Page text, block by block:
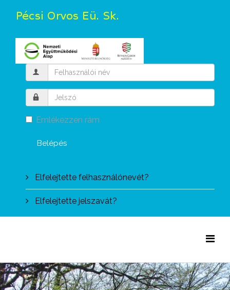
Emlékezzen rám
Belépés
Elfelejtette felhasználónevét?
Elfelejtette jelszavát?